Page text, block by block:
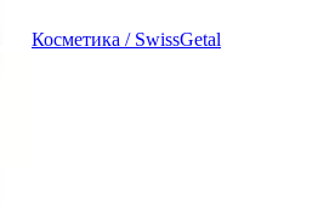
Косметика / SwissGetal